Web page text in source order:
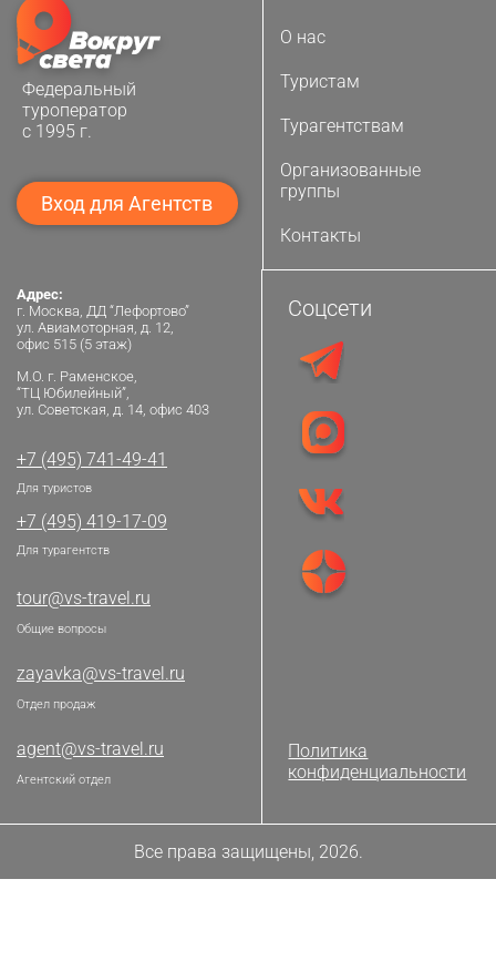
Федеральный
туроператор
с 1995 г.
Вход для Агентств
О нас
Туристам
Турагентствам
Организованные
группы
Контакты
Адрес:
г. Москва, ДД “Лефортово”
ул. Авиамоторная, д. 12,
офис 515 (5 этаж)
М.О. г. Раменское,
“ТЦ Юбилейный”,
ул. Советская, д. 14, офис 403
+7 (495) 741-49-41
Для туристов
+7 (495) 419-17-09
Для турагентств
tour@vs-travel.ru
Общие вопросы
zayavka@vs-travel.ru
Отдел продаж
agent@vs-travel.ru
Агентский отдел
Соцсети
Политика
конфиденциальности
Все права защищены, 2026.